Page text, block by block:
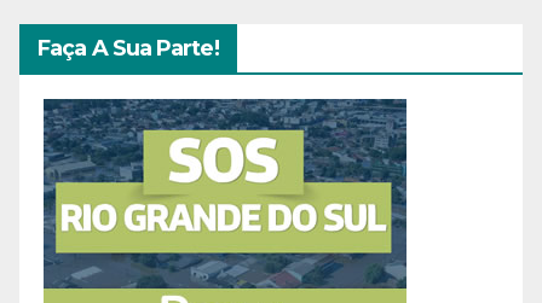
Faça A Sua Parte!